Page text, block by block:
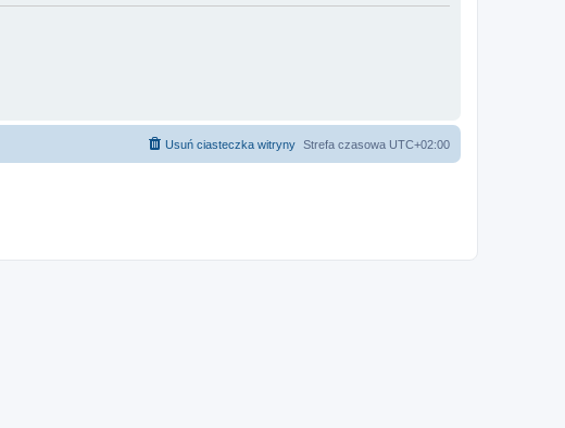
Strefa czasowa UTC+02:00
Usuń ciasteczka witryny